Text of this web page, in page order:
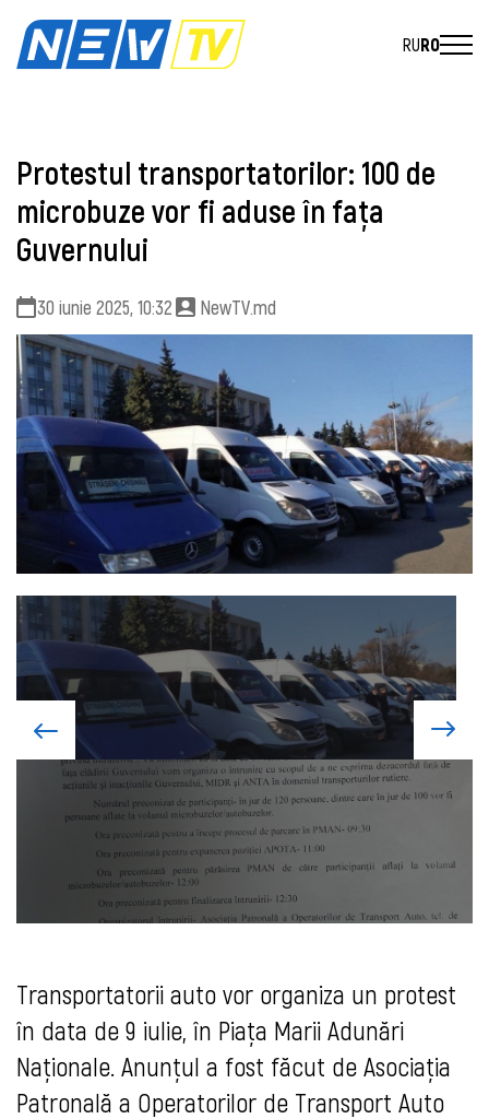
RURO
Protestul transportatorilor: 100 de
microbuze vor fi aduse în fața
Guvernului
30 iunie 2025, 10:32 NewTV.md
Transportatorii auto vor organiza un protest
în data de 9 iulie, în Piața Marii Adunări
Naționale. Anunțul a fost făcut de Asociația
Patronală a Operatorilor de Transport Auto